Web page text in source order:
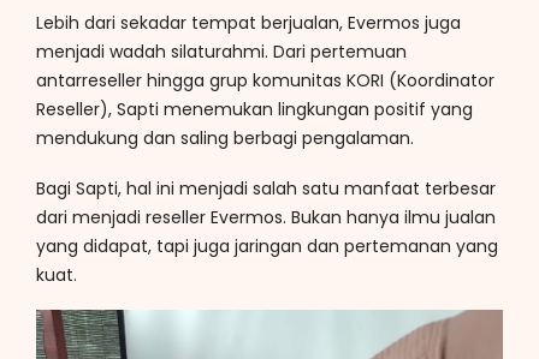
Lebih dari sekadar tempat berjualan, Evermos juga
menjadi wadah silaturahmi. Dari pertemuan
antarreseller hingga grup komunitas KORI (Koordinator
Reseller), Sapti menemukan lingkungan positif yang
mendukung dan saling berbagi pengalaman.
Bagi Sapti, hal ini menjadi salah satu manfaat terbesar
dari menjadi reseller Evermos. Bukan hanya ilmu jualan
yang didapat, tapi juga jaringan dan pertemanan yang
kuat.